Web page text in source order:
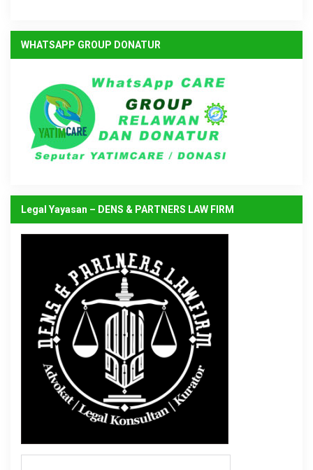
WHATSAPP GROUP DONATUR
Legal Yayasan – DENS & PARTNERS LAW FIRM